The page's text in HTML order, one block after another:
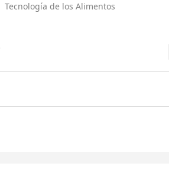
Tecnología de los Alimentos